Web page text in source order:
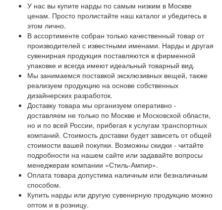
У нас вы купите нарды по самым низким в Москве
ценам. Просто пролистайте наш каталог и убедитесь в
этом лично.
В ассортименте собран только качественный товар от
производителей с известными именами. Нарды и другая
сувенирная продукция поставляются в фирменной
упаковке и всегда имеют идеальный товарный вид.
Мы занимаемся поставкой эксклюзивных вещей, также
реализуем продукцию на основе собственных
дизайнерских разработок.
Доставку товара мы организуем оперативно -
доставляем не только по Москве и Московской области,
но и по всей России, прибегая к услугам транспортных
компаний. Стоимость доставки будет зависеть от общей
стоимости вашей покупки. Возможны скидки - читайте
подробности на нашем сайте или задавайте вопросы
менеджерам компании «Стиль-Ампир».
Оплата товара допустима наличным или безналичным
способом.
Купить нарды или другую сувенирную продукцию можно
оптом и в розницу.